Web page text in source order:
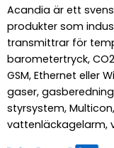
Acandia är ett
produkter som
transmittrar för
barometertryck,
GSM, Ethernet eller
gaser,
styrsystem,
vattenläckagelarm,